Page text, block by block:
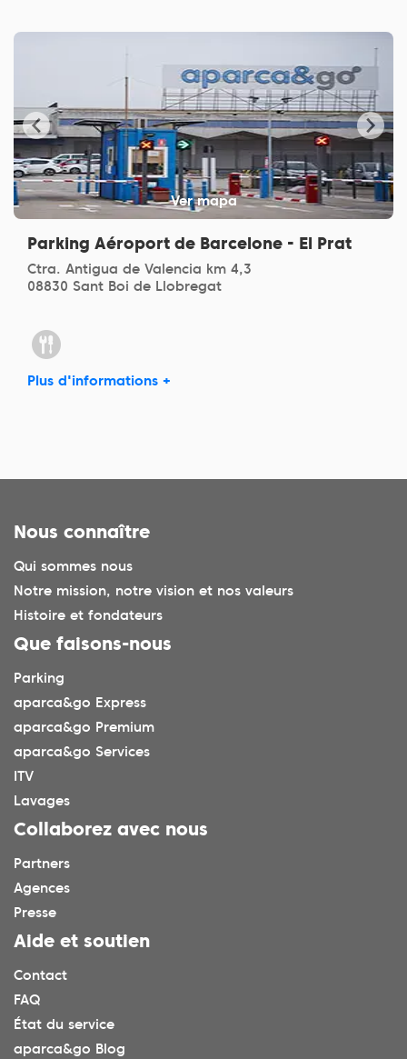
Ver mapa
Parking Aéroport de Barcelone - El Prat
Ctra. Antigua de Valencia km 4,3
08830 Sant Boi de Llobregat
Plus d'informations +
Nous connaître
Qui sommes nous
Notre mission, notre vision et nos valeurs
Histoire et fondateurs
Que faisons-nous
Parking
aparca&go Express
aparca&go Premium
aparca&go Services
ITV
Lavages
Collaborez avec nous
Partners
Agences
Presse
Aide et soutien
Contact
FAQ
État du service
aparca&go Blog